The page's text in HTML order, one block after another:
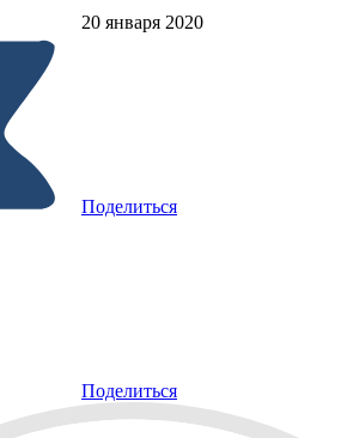
20 января 2020
Поделиться
Поделиться